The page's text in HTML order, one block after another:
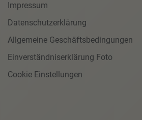
Impressum
Datenschutzerklärung
Allgemeine Geschäftsbedingungen
Einverständniserklärung Foto
Cookie Einstellungen